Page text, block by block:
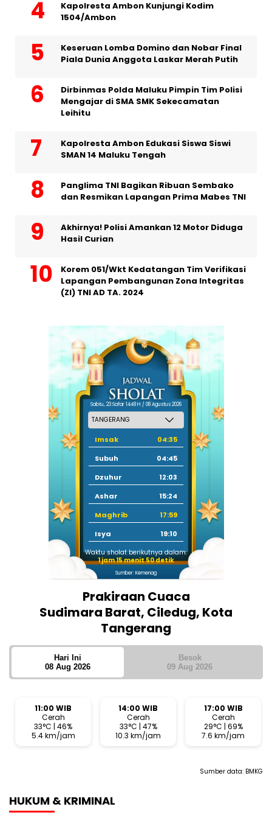
Kapolresta Ambon Kunjungi Kodim
1504/Ambon
Keseruan Lomba Domino dan Nobar Final
Piala Dunia Anggota Laskar Merah Putih
Dirbinmas Polda Maluku Pimpin Tim Polisi
Mengajar di SMA SMK Sekecamatan
Leihitu
Kapolresta Ambon Edukasi Siswa Siswi
SMAN 14 Maluku Tengah
Panglima TNI Bagikan Ribuan Sembako
dan Resmikan Lapangan Prima Mabes TNI
Akhirnya! Polisi Amankan 12 Motor Diduga
Hasil Curian
Korem 051/Wkt Kedatangan Tim Verifikasi
Lapangan Pembangunan Zona Integritas
(ZI) TNI AD TA. 2024
Sabtu, 23 Safar 1448 H / 08 Agustus 2026
Imsak
04:35
Subuh
04:45
Dzuhur
12:03
Ashar
15:24
Maghrib
17:59
Isya
19:10
Waktu sholat berikutnya dalam:
1 jam 15 menit 49 detik
Sumber: Kemenag
Prakiraan Cuaca
Sudimara Barat, Ciledug, Kota
Tangerang
Hari Ini
08 Aug 2026
Besok
09 Aug 2026
11:00 WIB
Cerah
33°C | 46%
5.4 km/jam
14:00 WIB
Cerah
33°C | 47%
10.3 km/jam
17:00 WIB
Cerah
29°C | 69%
7.6 km/jam
Sumber data: BMKG
HUKUM & KRIMINAL